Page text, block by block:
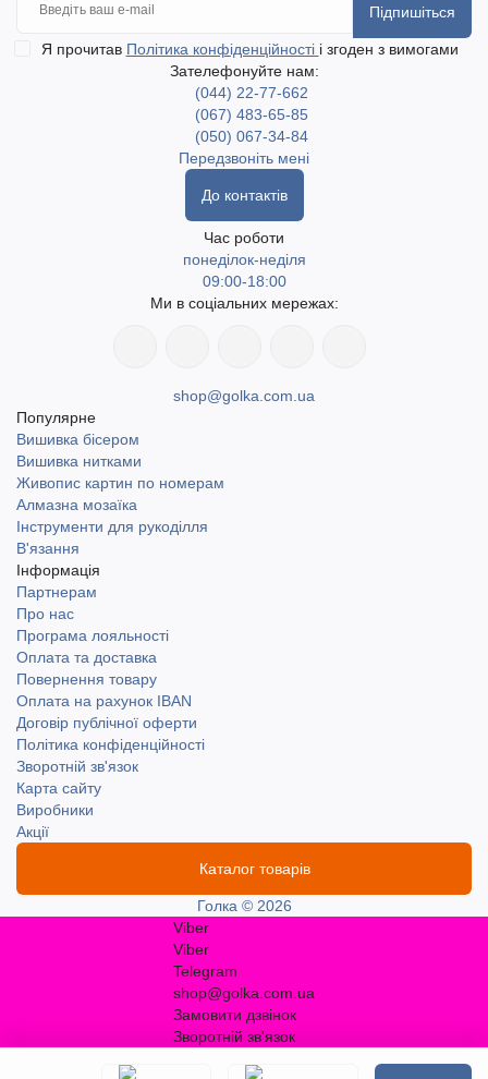
Підпишіться
Я прочитав Політика конфіденційності і згоден з вимогами
Зателефонуйте нам:
(044) 22-77-662
(067) 483-65-85
(050) 067-34-84
Передзвоніть мені
До контактів
Час роботи
понеділок-неділя
09:00-18:00
Ми в соціальних мережах:
shop@golka.com.ua
Популярне
Вишивка бісером
Вишивка нитками
Живопис картин по номерам
Алмазна мозаїка
Інструменти для рукоділля
В'язання
Інформація
Партнерам
Про нас
Програма лояльності
Оплата та доставка
Повернення товару
Оплата на рахунок IBAN
Договір публічної оферти
Політика конфіденційності
Зворотній зв'язок
Карта сайту
Виробники
Акції
Каталог товарів
Голка © 2026
Viber
Viber
Telegram
shop@golka.com.ua
Замовити дзвінок
Зворотній зв'язок